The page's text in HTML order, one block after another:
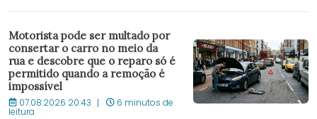
Motorista pode ser multado por
consertar o carro no meio da
rua e descobre que o reparo só é
permitido quando a remoção é
impossível
07.08.2026 20:43 6 minutos de
leitura